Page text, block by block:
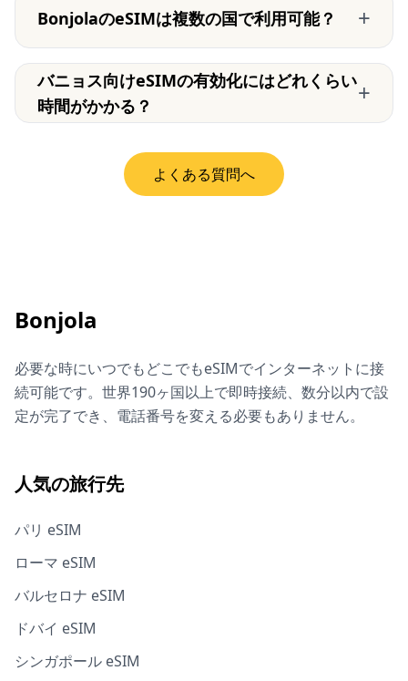
BonjolaのeSIMは複数の国で利用可能？ +
バニョス向けeSIMの有効化にはどれくらい
時間がかかる？
+
よくある質問へ
Bonjola
必要な時にいつでもどこでもeSIMでインターネットに接
続可能です。世界190ヶ国以上で即時接続、数分以内で設
定が完了でき、電話番号を変える必要もありません。
人気の旅行先
パリ eSIM
ローマ eSIM
バルセロナ eSIM
ドバイ eSIM
シンガポール eSIM